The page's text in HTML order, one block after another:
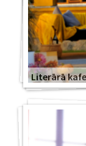
Literārā